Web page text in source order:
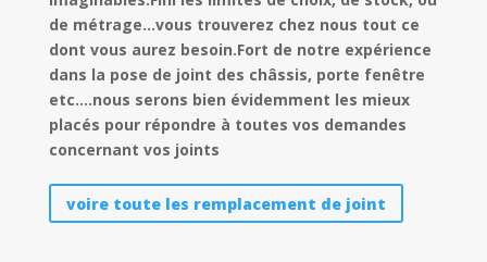
de métrage…vous trouverez chez nous tout ce
dont vous aurez besoin.Fort de notre expérience
dans la pose de joint des châssis, porte fenêtre
etc.…nous serons bien évidemment les mieux
placés pour répondre à toutes vos demandes
concernant vos joints
voire toute les remplacement de joint